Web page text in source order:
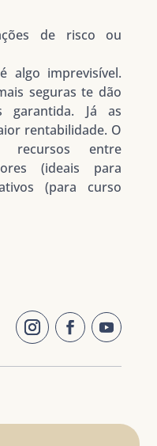
de risco ou
algo imprevisível.
seguras te dão
garantida. Já as
rentabilidade. O
entre
(ideais para
(para curso